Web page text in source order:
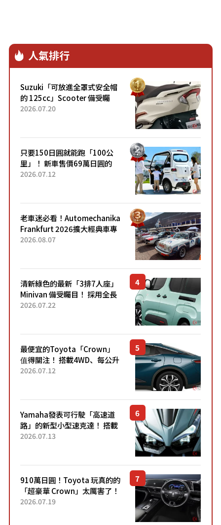
人氣排行
Suzuki「可放進全罩式安全帽
的 125cc」Scooter 備受矚
目！採用全新流線設計與各項
2026.07.20
只要150日圓就能跑「100公
里」！ 新車售價69萬日圓的
「3人座」Trike大受歡迎！ 順
2026.07.12
老車迷必看！Automechanika
Frankfurt 2026擴大經典車專
區 1954年珍稀古董車現場修復
2026.08.07
清新綠色的最新「3排7人座」
Minivan 備受矚目！ 採用全長
4.7公尺剛剛好的車身尺寸與
2026.07.22
最便宜的Toyota「Crown」
值得關注！ 搭載4WD、每公升
22.4公里低油耗表現超亮眼！
2026.07.12
Yamaha發表可行駛「高速道
路」的新型小型速克達！ 搭載
能享受超強勁「渦輪感」的動
2026.07.13
910萬日圓！Toyota 玩真的的
「超豪華 Crown」太厲害了！
採用由「匠人技藝」打造的
2026.07.19